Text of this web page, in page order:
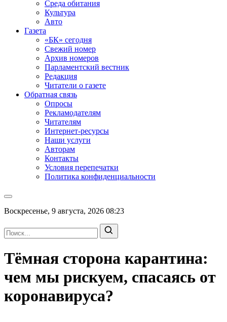
Среда обитания
Культура
Авто
Газета
«БК» сегодня
Свежий номер
Архив номеров
Парламентский вестник
Редакция
Читатели о газете
Обратная связь
Опросы
Рекламодателям
Читателям
Интернет-ресурсы
Наши услуги
Авторам
Контакты
Условия перепечатки
Политика конфиденциальности
Воскресенье, 9 августа, 2026 08:23
Тёмная сторона карантина:
чем мы рискуем, спасаясь от
коронавируса?